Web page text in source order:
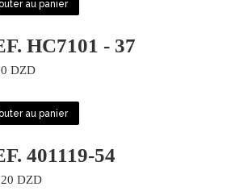
au panier
HC7101 - 37
DZD
au panier
401119-54
DZD